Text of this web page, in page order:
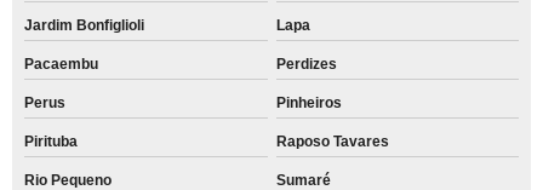
Jardim Bonfiglioli Lapa
Pacaembu Perdizes
Perus Pinheiros
Pirituba Raposo Tavares
Rio Pequeno Sumaré